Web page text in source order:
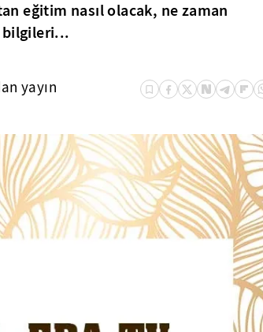
eğitim nasıl olacak, ne zaman
bilgileri...
yayın